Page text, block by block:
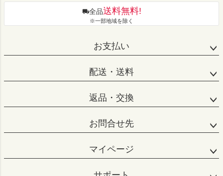
全品送料無料!
※一部地域を除く
お支払い
配送・送料
返品・交換
お問合せ先
マイページ